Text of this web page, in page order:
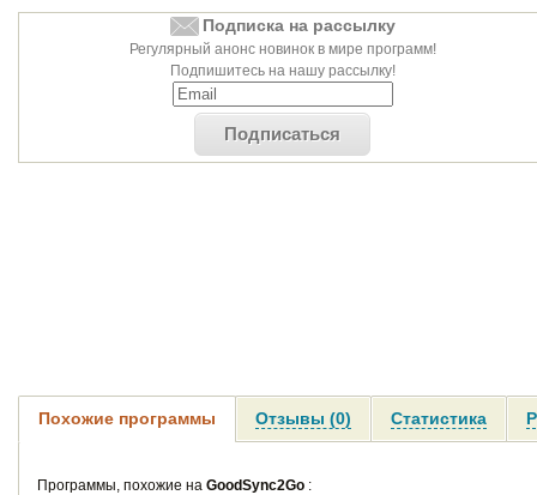
Подписка на рассылку
Регулярный анонс новинок в мире программ!
Подпишитесь на нашу рассылку!
Подписаться
Похожие программы Отзывы (0) Статистика
Программы, похожие на GoodSync2Go :